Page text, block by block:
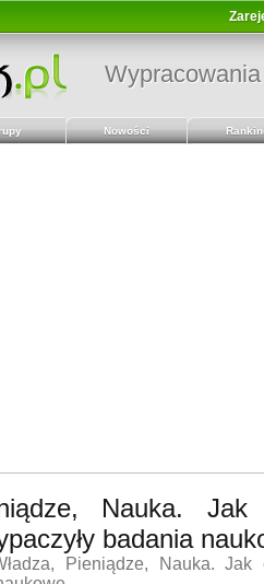
Wypracowania
Nowości
Nauka.
badania
Pieniądze, Nauka.